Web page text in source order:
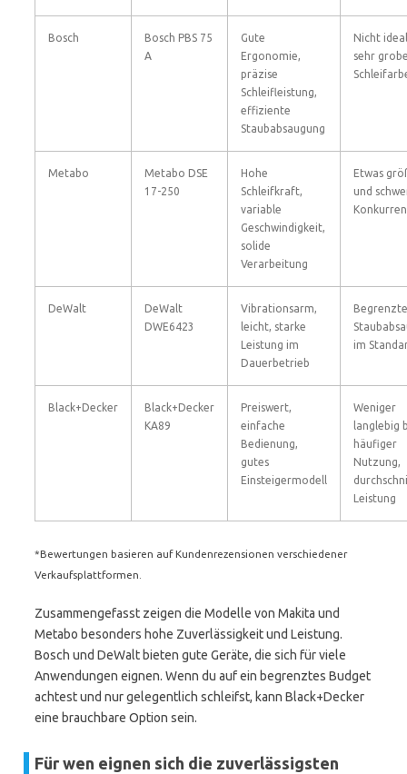
Bosch
Bosch PBS 75
A
Gute
Ergonomie,
präzise
Schleifleistung,
effiziente
Staubabsaugung
Nicht
sehr
Metabo
Metabo DSE
17-250
Hohe
Schleifkraft,
variable
Geschwindigkeit,
solide
Verarbeitung
Etwas
und
DeWalt
DeWalt
DWE6423
Vibrationsarm,
leicht, starke
Leistung im
Dauerbetrieb
Begrenzte
im
Black+Decker
Black+Decker
KA89
Preiswert,
einfache
Bedienung,
gutes
Einsteigermodell
Weniger
langlebig
häufiger
Nutzung,
Leistung
*Bewertungen basieren auf Kundenrezensionen verschiedener
Verkaufsplattformen.
Zusammengefasst zeigen die Modelle von Makita und
Metabo besonders hohe Zuverlässigkeit und Leistung.
Bosch und DeWalt bieten gute Geräte, die sich für viele
Anwendungen eignen. Wenn du auf ein begrenztes Budget
achtest und nur gelegentlich schleifst, kann Black+Decker
eine brauchbare Option sein.
Für wen eignen sich die zuverlässigsten